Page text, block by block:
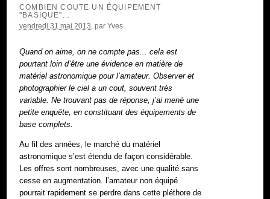
COMBIEN COUTE UN ÉQUIPEMENT
"BASIQUE"...
vendredi 31 mai 2013 , par Yves
Quand on aime, on ne compte pas... cela est
pourtant loin d’être une évidence en matière de
matériel astronomique pour l’amateur. Observer et
photographier le ciel a un cout, souvent très
variable. Ne trouvant pas de réponse, j’ai mené une
petite enquête, en constituant des équipements de
base complets.
Au fil des années, le marché du matériel
astronomique s’est étendu de façon considérable.
Les offres sont nombreuses, avec une qualité sans
cesse en augmentation. l’amateur non équipé
pourrait rapidement se perdre dans cette pléthore de